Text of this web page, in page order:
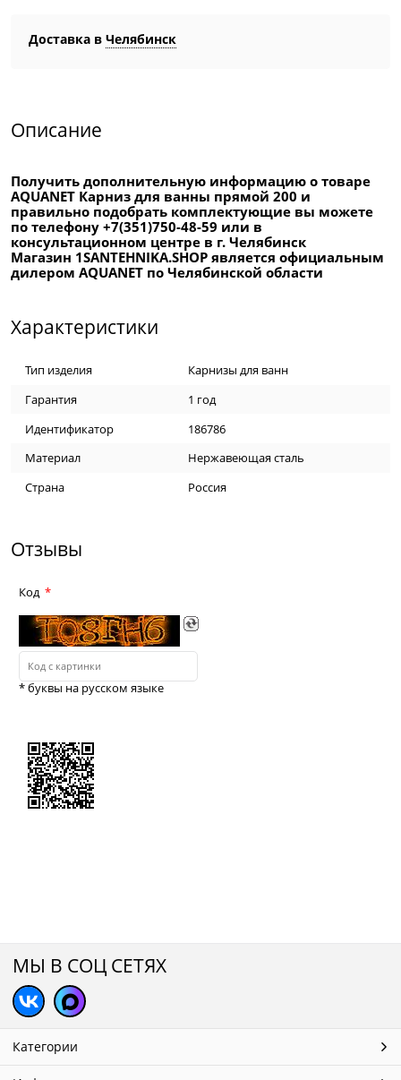
Доставка в Челябинск
Описание
Получить дополнительную информацию о товаре
AQUANET Карниз для ванны прямой 200 и
правильно подобрать комплектующие вы можете
по телефону +7(351)750-48-59 или в
консультационном центре в г. Челябинск
Магазин 1SANTEHNIKA.SHOP является официальным
дилером AQUANET по Челябинской области
Характеристики
Тип изделия
Карнизы для ванн
Гарантия
1 год
Идентификатор
186786
Материал
Нержавеющая сталь
Страна
Россия
Отзывы
Код
* буквы на русском языке
МЫ В СОЦ СЕТЯХ
Категории